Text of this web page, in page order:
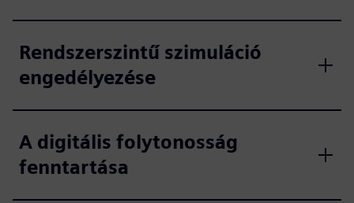
Rendszerszintű szimuláció
engedélyezése
A digitális folytonosság
fenntartása